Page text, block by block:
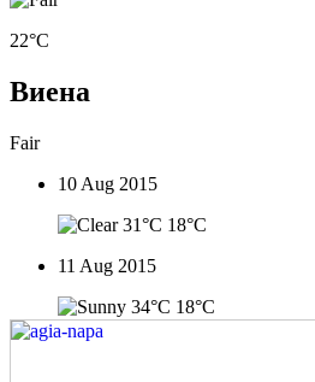
22°C
Виена
Fair
10 Aug 2015
31°C 18°C
11 Aug 2015
34°C 18°C